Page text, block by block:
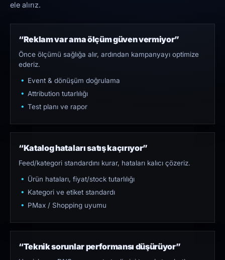
ele alırız.
“Reklam var ama ölçüm güven vermiyor”
Önce ölçümü sağlığa alır, ardından kampanyayı optimize
ederiz.
Event & dönüşüm doğrulama
Attribution tutarlılığı
Test planı ve rapor
“Katalog hataları satış kaçırıyor”
Feed/kategori standardını kurar, hataları kalıcı çözeriz.
Ürün hataları, fiyat/stock tutarlılığı
Kategori ve etiket standardı
PMax / Shopping uyumu
“Teknik sorunlar performansı düşürüyor”